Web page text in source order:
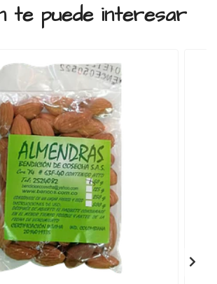
te puede interesar